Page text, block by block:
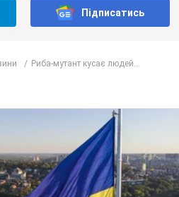
Підписатись
Риба-мутант кусає людей...